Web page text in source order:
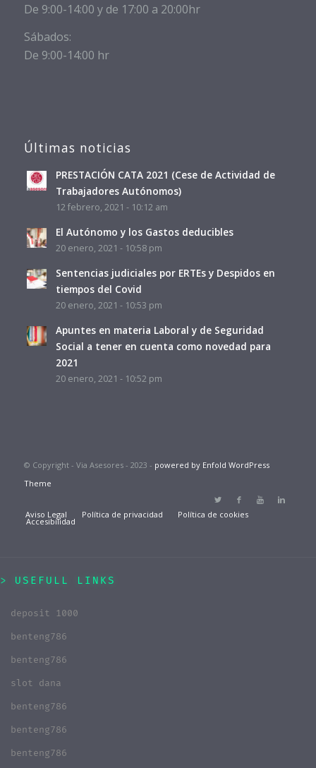
De 9:00-14:00 y de 17:00 a 20:00hr
Sábados:
De 9:00-14:00 hr
Últimas noticias
PRESTACIÓN CATA 2021 (Cese de Actividad de
Trabajadores Autónomos)
12 febrero, 2021 - 10:12 am
El Autónomo y los Gastos deducibles
20 enero, 2021 - 10:58 pm
Sentencias judiciales por ERTEs y Despidos en
tiempos del Covid
20 enero, 2021 - 10:53 pm
Apuntes en materia Laboral y de Seguridad
Social a tener en cuenta como novedad para
2021
20 enero, 2021 - 10:52 pm
© Copyright - Via Asesores - 2023 - powered by Enfold WordPress
Theme
Aviso Legal Política de privacidad Política de cookies
Accesibilidad
USEFULL LINKS
deposit 1000
benteng786
benteng786
slot dana
benteng786
benteng786
benteng786